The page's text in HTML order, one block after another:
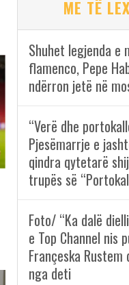
ME TË
Shuhet legjenda e
flamenco, Pepe
ndërron jetë në
“Verë dhe
Pjesëmarrje e
qindra qytetarë
trupës së
Foto/ “Ka dalë
e Top Channel nis
Françeska Rustem
nga deti